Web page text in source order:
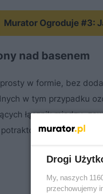
Murator Ogroduje #3:
nad basenem
w formie, bez
w tym przypadku
łącznik między
tu jako
Drogi
My, naszych
przechowujemy